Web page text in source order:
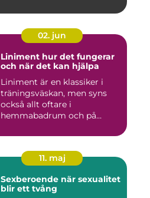
02. jun
Liniment hur det fungerar
och när det kan hjälpa
Liniment är en klassiker i
träningsväskan, men syns
också allt oftare i
hemmabadrum och på
11. maj
Sexberoende när sexualitet
blir ett tvång